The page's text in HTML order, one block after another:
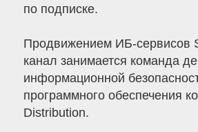
по подписке.
Продвижением ИБ-сервисов
канал занимается команда
информационной
программного обеспечения
Distribution.